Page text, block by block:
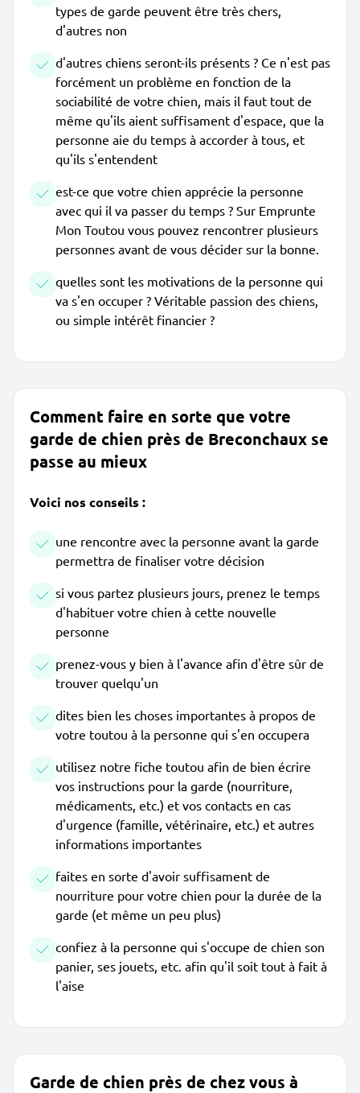
types de garde peuvent être très chers,
d'autres non
d'autres chiens seront-ils présents ? Ce n'est pas
forcément un problème en fonction de la
sociabilité de votre chien, mais il faut tout de
même qu'ils aient suffisament d'espace, que la
personne aie du temps à accorder à tous, et
qu'ils s'entendent
est-ce que votre chien apprécie la personne
avec qui il va passer du temps ? Sur Emprunte
Mon Toutou vous pouvez rencontrer plusieurs
personnes avant de vous décider sur la bonne.
quelles sont les motivations de la personne qui
va s'en occuper ? Véritable passion des chiens,
ou simple intérêt financier ?
Comment faire en sorte que votre
garde de chien près de Breconchaux se
passe au mieux
Voici nos conseils :
une rencontre avec la personne avant la garde
permettra de finaliser votre décision
si vous partez plusieurs jours, prenez le temps
d'habituer votre chien à cette nouvelle
personne
prenez-vous y bien à l'avance afin d'être sûr de
trouver quelqu'un
dites bien les choses importantes à propos de
votre toutou à la personne qui s'en occupera
utilisez notre fiche toutou afin de bien écrire
vos instructions pour la garde (nourriture,
médicaments, etc.) et vos contacts en cas
d'urgence (famille, vétérinaire, etc.) et autres
informations importantes
faites en sorte d'avoir suffisament de
nourriture pour votre chien pour la durée de la
garde (et même un peu plus)
confiez à la personne qui s'occupe de chien son
panier, ses jouets, etc. afin qu'il soit tout à fait à
l'aise
Garde de chien près de chez vous à